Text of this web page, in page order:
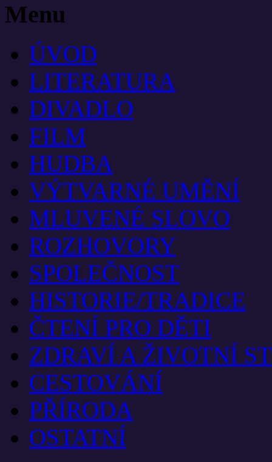
Menu
ÚVOD
LITERATURA
DIVADLO
FILM
HUDBA
VÝTVARNÉ UMĚNÍ
MLUVENÉ SLOVO
ROZHOVORY
SPOLEČNOST
HISTORIE/TRADICE
ČTENÍ PRO DĚTI
ZDRAVÍ A ŽIVOTNÍ
CESTOVÁNÍ
PŘÍRODA
OSTATNÍ